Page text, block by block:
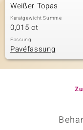
Weißer Topas
Karatgewicht Summe
0,015 ct
Fassung
Pavéfassung